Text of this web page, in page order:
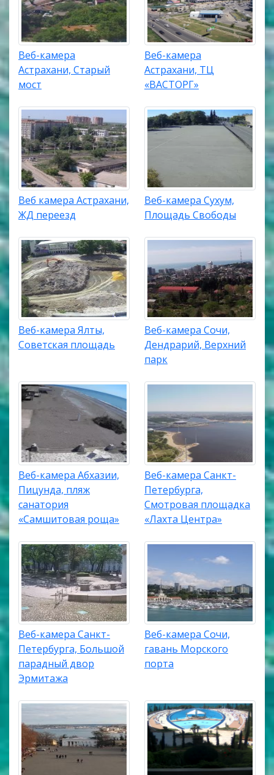
Веб-камера
Астрахани, Старый
мост
Веб-камера
Астрахани, ТЦ
«ВАСТОРГ»
Веб камера Астрахани,
ЖД переезд
Веб-камера Сухум,
Площадь Свободы
Веб-камера Ялты,
Советская площадь
Веб-камера Сочи,
Дендрарий, Верхний
парк
Веб-камера Абхазии,
Пицунда, пляж
санатория
«Самшитовая роща»
Веб-камера Санкт-
Петербурга,
Смотровая площадка
«Лахта Центра»
Веб-камера Санкт-
Петербурга, Большой
парадный двор
Эрмитажа
Веб-камера Сочи,
гавань Морского
порта